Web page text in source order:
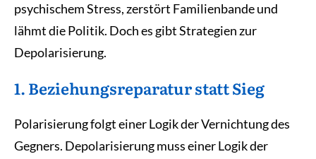
psychischem Stress, zerstört Familienbande und
lähmt die Politik. Doch es gibt Strategien zur
Depolarisierung.
1. Beziehungsreparatur statt Sieg
Polarisierung folgt einer Logik der Vernichtung des
Gegners. Depolarisierung muss einer Logik der